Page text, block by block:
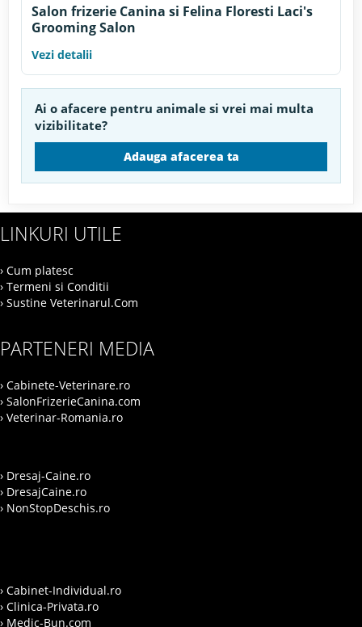
Salon frizerie Canina si Felina Floresti Laci's
Grooming Salon
Vezi detalii
Ai o afacere pentru animale si vrei mai multa
vizibilitate?
Adauga afacerea ta
LINKURI UTILE
› Cum platesc
› Termeni si Conditii
› Sustine Veterinarul.Com
PARTENERI MEDIA
› Cabinete-Veterinare.ro
› SalonFrizerieCanina.com
› Veterinar-Romania.ro
› Dresaj-Caine.ro
› DresajCaine.ro
› NonStopDeschis.ro
› Cabinet-Individual.ro
› Clinica-Privata.ro
› Medic-Bun.com